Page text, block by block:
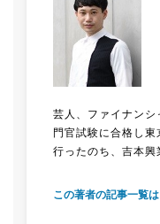
芸人、ファイナン
門官試験に合格し
行ったのち、吉本興
この著者の記事一覧